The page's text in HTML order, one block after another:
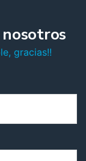
gracias!!